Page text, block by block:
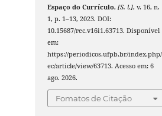
Espaço do Currículo,[S. l.], v. 16, n.
1, p. 1–13, 2023. DOI:
10.15687/rec.v16i1.63713. Disponível
em:
https://periodicos.ufpb.br/
ec/article/view/63713. Acesso em: 6
ago. 2026.
Fomatos de Citação